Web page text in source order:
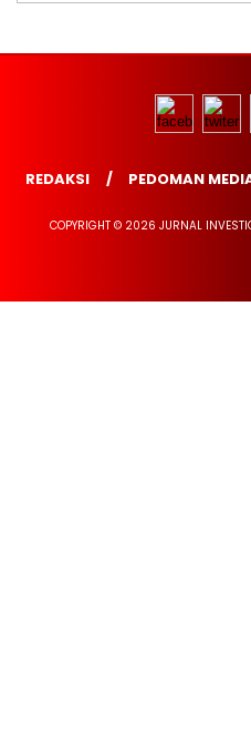
REDAKSI PEDOMAN
COPYRIGHT © 2026 JURNAL